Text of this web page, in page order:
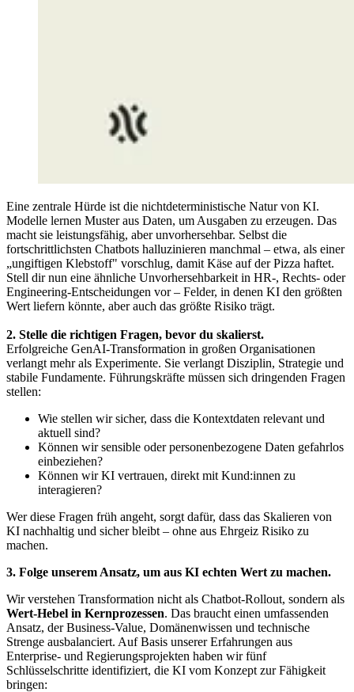
Eine zentrale Hürde ist die nichtdeterministische Natur von KI.
Modelle lernen Muster aus Daten, um Ausgaben zu erzeugen. Das
macht sie leistungsfähig, aber unvorhersehbar. Selbst die
fortschrittlichsten Chatbots halluzinieren manchmal – etwa, als einer
„ungiftigen Klebstoff" vorschlug, damit Käse auf der Pizza haftet.
Stell dir nun eine ähnliche Unvorhersehbarkeit in HR-, Rechts- oder
Engineering-Entscheidungen vor – Felder, in denen KI den größten
Wert liefern könnte, aber auch das größte Risiko trägt.
2. Stelle die richtigen Fragen, bevor du skalierst.
Erfolgreiche GenAI-Transformation in großen Organisationen
verlangt mehr als Experimente. Sie verlangt Disziplin, Strategie und
stabile Fundamente. Führungskräfte müssen sich dringenden Fragen
stellen:
Wie stellen wir sicher, dass die Kontextdaten relevant und
aktuell sind?
Können wir sensible oder personenbezogene Daten gefahrlos
einbeziehen?
Können wir KI vertrauen, direkt mit Kund:innen zu
interagieren?
Wer diese Fragen früh angeht, sorgt dafür, dass das Skalieren von
KI nachhaltig und sicher bleibt – ohne aus Ehrgeiz Risiko zu
machen.
3. Folge unserem Ansatz, um aus KI echten Wert zu machen.
Wir verstehen Transformation nicht als Chatbot-Rollout, sondern als
Wert-Hebel in Kernprozessen. Das braucht einen umfassenden
Ansatz, der Business-Value, Domänenwissen und technische
Strenge ausbalanciert. Auf Basis unserer Erfahrungen aus
Enterprise- und Regierungsprojekten haben wir fünf
Schlüsselschritte identifiziert, die KI vom Konzept zur Fähigkeit
bringen: